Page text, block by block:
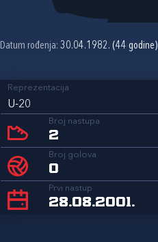
Datum rođenja: 30.04.1982. (44 godine)
Reprezentacija
U-20
Broj nastupa
2
Broj golova
0
Prvi nastup
28.08.2001.